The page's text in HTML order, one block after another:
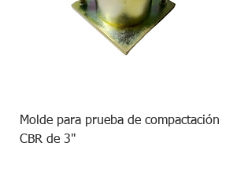
Molde para prueba de compactación
CBR de 3"